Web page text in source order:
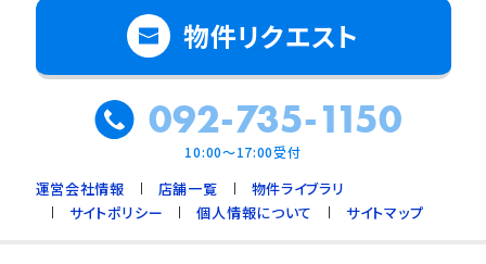
物件リクエスト
092-735-1150
10:00～17:00受付
運営会社情報 店舗一覧
物件ライブラリ
サイトポリシー
個人情報について サイトマップ